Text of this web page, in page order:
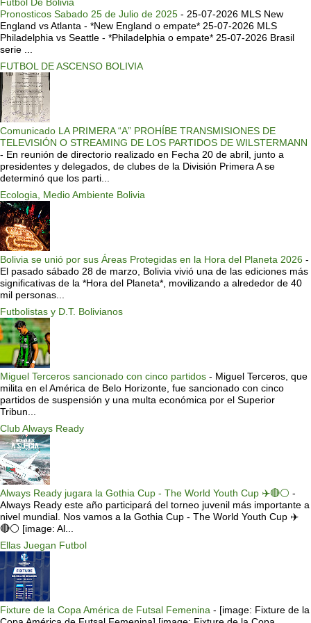
Pronosticos Sabado 25 de Julio de 2025 - 25-07-2026 MLS New
England vs Atlanta - *New England o empate* 25-07-2026 MLS
Philadelphia vs Seattle - *Philadelphia o empate* 25-07-2026 Brasil
serie ...
FUTBOL DE ASCENSO BOLIVIA
Comunicado LA PRIMERA “A” PROHÍBE TRANSMISIONES DE
TELEVISIÓN O STREAMING DE LOS PARTIDOS DE WILSTERMANN
- En reunión de directorio realizado en Fecha 20 de abril, junto a
presidentes y delegados, de clubes de la División Primera A se
determinó que los parti...
Ecologia, Medio Ambiente Bolivia
Bolivia se unió por sus Áreas Protegidas en la Hora del Planeta 2026 -
El pasado sábado 28 de marzo, Bolivia vivió una de las ediciones más
significativas de la *Hora del Planeta*, movilizando a alrededor de 40
mil personas...
Futbolistas y D.T. Bolivianos
Miguel Terceros sancionado con cinco partidos - Miguel Terceros, que
milita en el América de Belo Horizonte, fue sancionado con cinco
partidos de suspensión y una multa económica por el Superior
Tribun...
Club Always Ready
Always Ready jugara la Gothia Cup - The World Youth Cup ✈️🔴⚪️ -
Always Ready este año participará del torneo juvenil más importante a
nivel mundial. Nos vamos a la Gothia Cup - The World Youth Cup ✈️
🔴⚪️ [image: Al...
Ellas Juegan Futbol
Fixture de la Copa América de Futsal Femenina - [image: Fixture de la